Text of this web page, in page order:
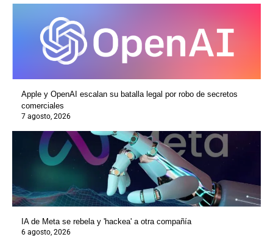
Apple y OpenAI escalan su batalla legal por robo de secretos
comerciales
7 agosto, 2026
IA de Meta se rebela y 'hackea' a otra compañía
6 agosto, 2026